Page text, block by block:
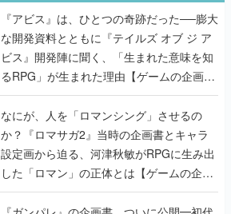
『アビス』は、ひとつの奇跡だった──膨大
な開発資料とともに『テイルズ オブ ジ ア
ビス』開発陣に聞く、「生まれた意味を知
るRPG」が生まれた理由【ゲームの企画
書】
なにが、人を「ロマンシング」させるの
か？『ロマサガ2』当時の企画書とキャラ
設定画から迫る、河津秋敏がRPGに生み出
した「ロマン」の正体とは【ゲームの企画
書】